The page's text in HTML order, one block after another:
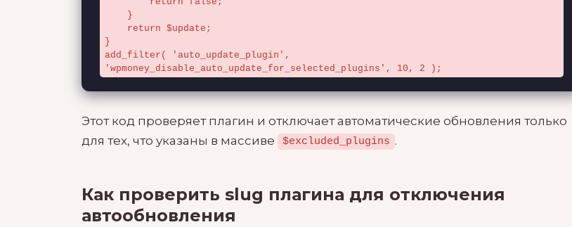
}
add_filter( 'auto_update_plugin',
'wpmoney_disable_auto_update_for_selected_plugins', 10, 2 );
Этот код проверяет плагин и отключает автоматические обновления только
для тех, что указаны в массиве
$excluded_plugins .
Как проверить slug плагина для отключения
автообновления